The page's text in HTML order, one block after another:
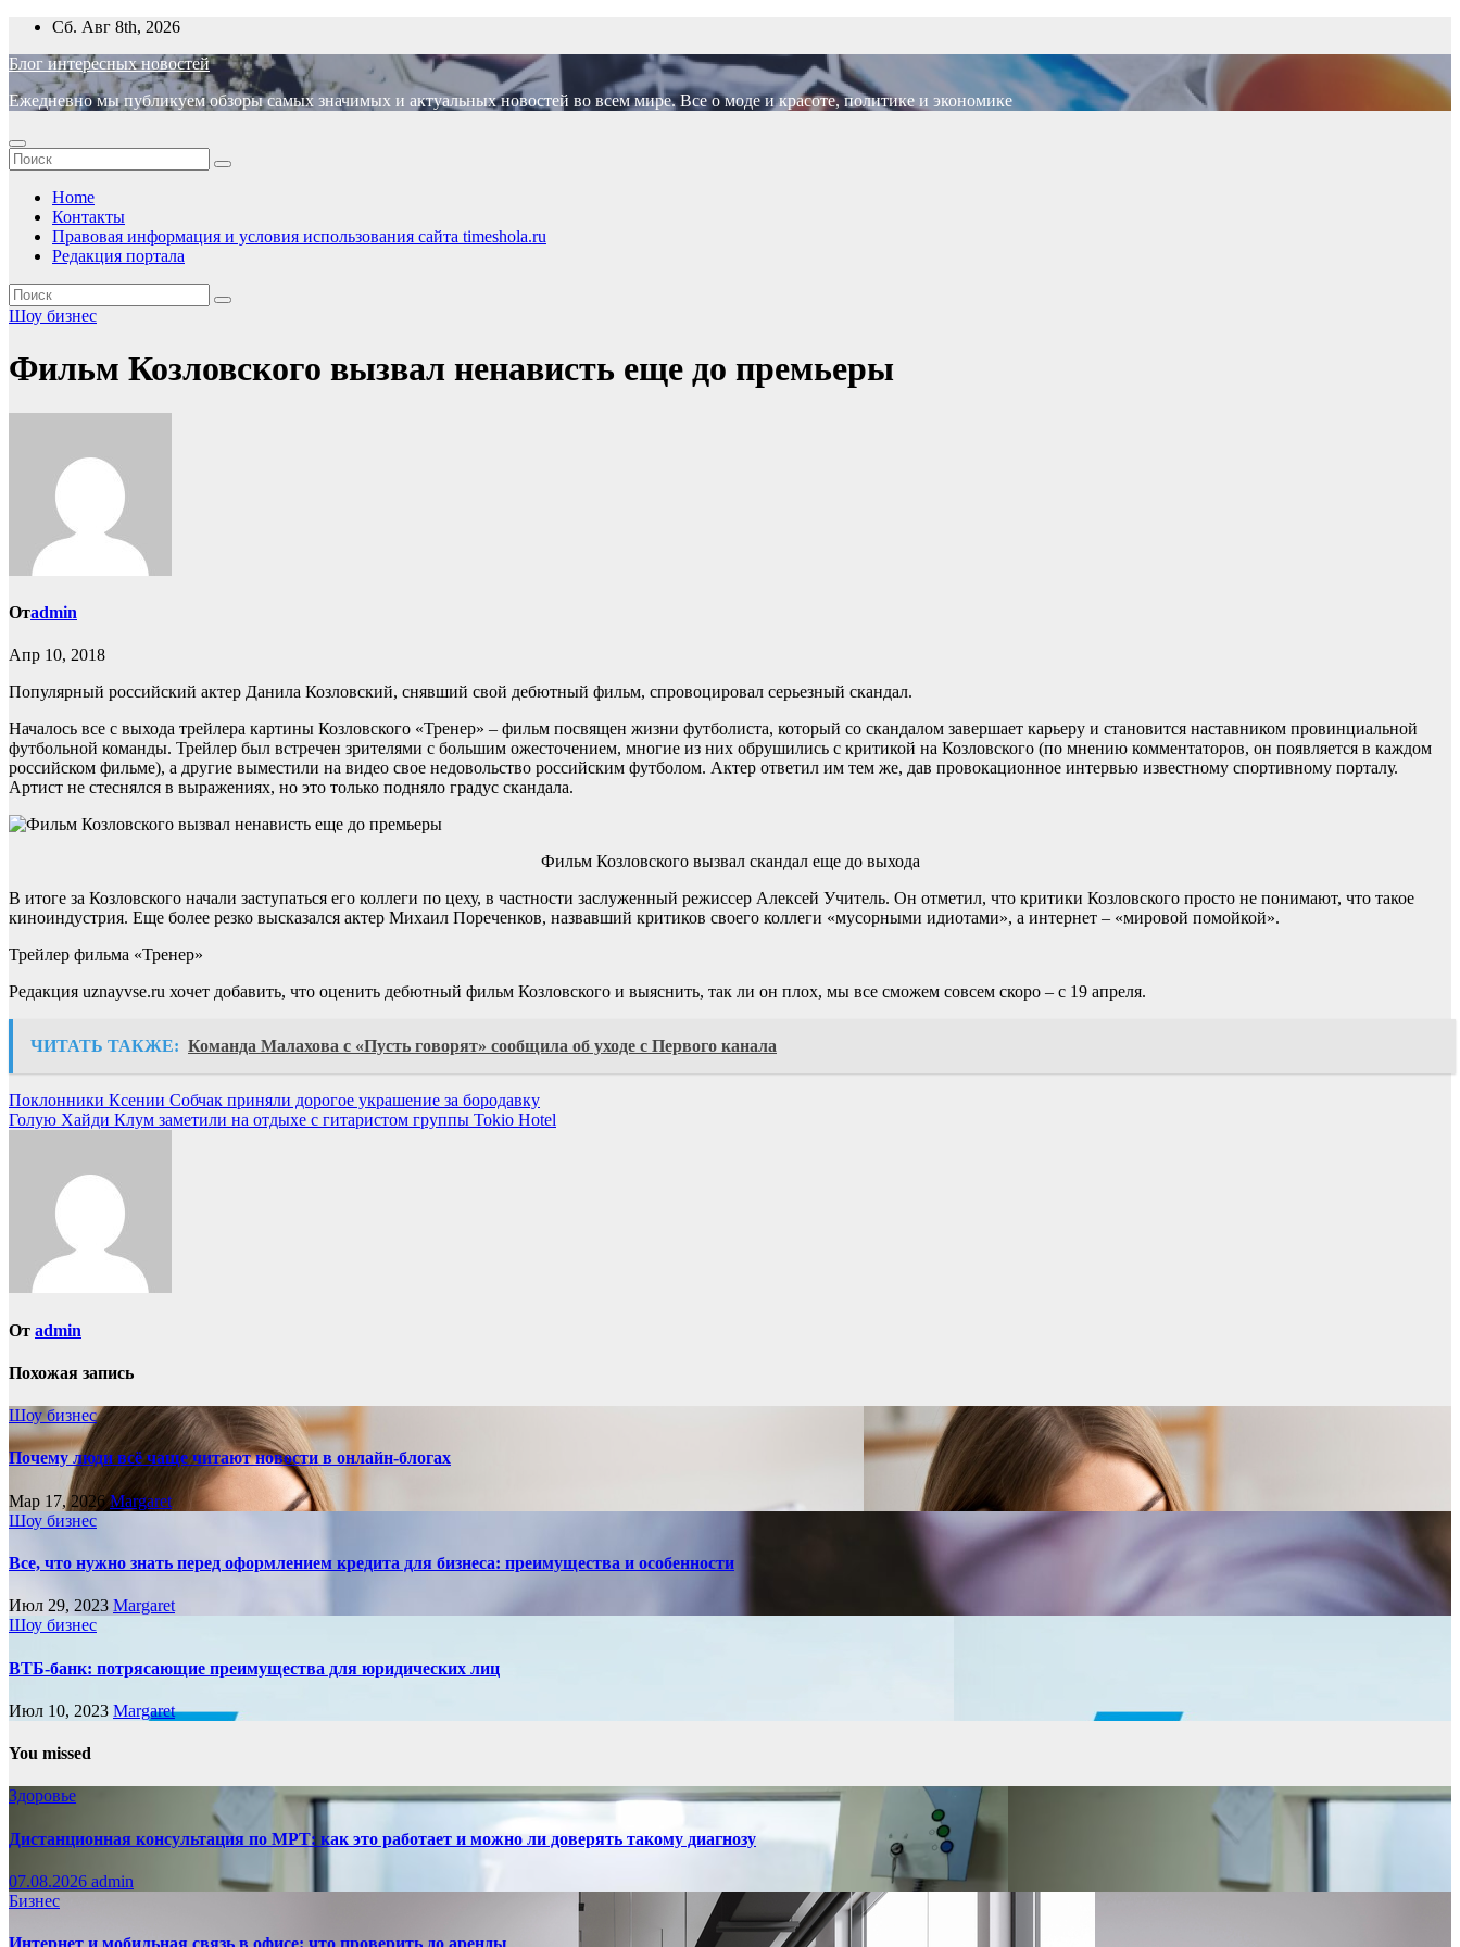
Перейти
содержимому
Сб. Авг 8th, 2026
Блог интересных новостей
Ежедневно мы публикуем обзоры самых значимых и актуальных новостей во всем мире. Все о моде и красоте, политике и экономике
Home
Контакты
Правовая информация и условия использования сайта timeshola.ru
Редакция портала
Шоу бизнес
Фильм Козловского вызвал ненависть еще до премьеры
Отadmin
Апр 10, 2018
Популярный российский актер Данила Козловский, снявший свой дебютный фильм, спровоцировал серьезный скандал.
Началось все с выхода трейлера картины Козловского «Тренер» – фильм посвящен жизни футболиста, который со скандалом завершает карьеру и становится наставником провинциальной
футбольной команды. Трейлер был встречен зрителями с большим ожесточением, многие из них обрушились с критикой на Козловского (по мнению комментаторов, он появляется в каждом
российском фильме), а другие выместили на видео свое недовольство российским футболом. Актер ответил им тем же, дав провокационное интервью известному спортивному порталу.
Артист не стеснялся в выражениях, но это только подняло градус скандала.
Фильм Козловского вызвал скандал еще до выхода
В итоге за Козловского начали заступаться его коллеги по цеху, в частности заслуженный режиссер Алексей Учитель. Он отметил, что критики Козловского просто не понимают, что такое
киноиндустрия. Еще более резко высказался актер Михаил Пореченков, назвавший критиков своего коллеги «мусорными идиотами», а интернет – «мировой помойкой».
Трейлер фильма «Тренер»
Редакция uznayvse.ru хочет добавить, что оценить дебютный фильм Козловского и выяснить, так ли он плох, мы все сможем совсем скоро – с 19 апреля.
ЧИТАТЬ ТАКЖЕ: Команда Малахова с «Пусть говорят» сообщила об уходе с Первого канала
Навигация
по
Поклонники Ксении Собчак приняли дорогое украшение за бородавку
Голую Хайди Клум заметили на отдыхе с гитаристом группы Tokio Hotel
От admin
Похожая запись
Шоу бизнес
Почему люди всё чаще читают новости в онлайн-блогах
Мар 17, 2026Margaret
Шоу бизнес
Все, что нужно знать перед оформлением кредита для бизнеса: преимущества и особенности
Июл 29, 2023 Margaret
Шоу бизнес
ВТБ-банк: потрясающие преимущества для юридических лиц
Июл 10, 2023 Margaret
You missed
Здоровье
Дистанционная консультация по МРТ: как это работает и можно ли доверять такому диагнозу
07.08.2026 admin
Бизнес